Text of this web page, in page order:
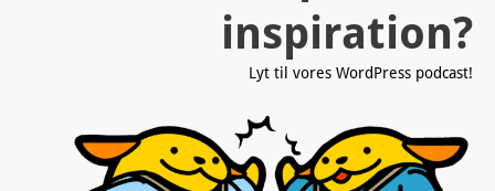
inspiration?
Lyt til vores WordPress podcast!